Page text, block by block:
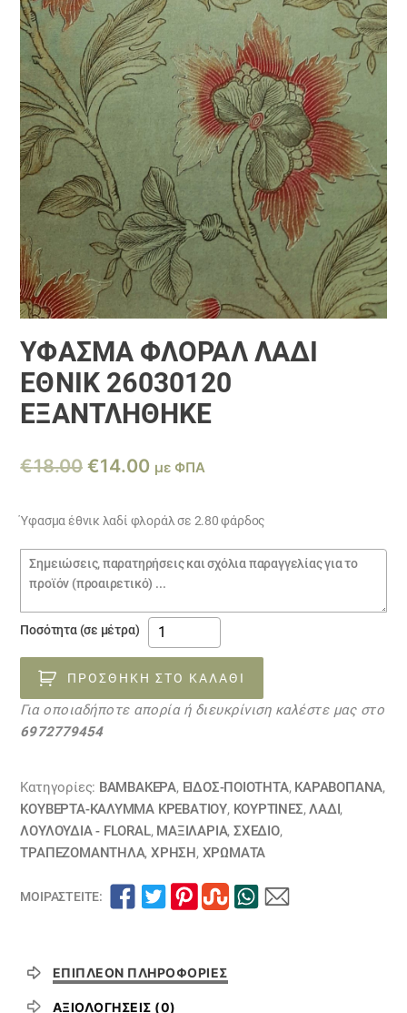
ΎΦΑΣΜΑ ΦΛΟΡΆΛ ΛΑΔΊ
ΈΘΝΙΚ 26030120
ΕΞΑΝΤΛΗΘΗΚΕ
€18.00 Original
was:
€18.00.
€14.00Η
τιμή
είναι:
€14.00.
με ΦΠΑ
Ύφασμα έθνικ λαδί φλοράλ σε 2.80 φάρδος
Σημειώσεις
παραγγελίας
Ποσότητα (σε μέτρα)
ύφασμα
φλοράλ
λαδί
έθνικ
26030120
ΠΡΟΣΘΉΚΗ ΣΤΟ ΚΑΛΆΘΙ
Για οποιαδήποτε απορία ή διευκρίνιση καλέστε μας στο
6972779454
Κατηγορίες: ΒΑΜΒΑΚΕΡΆ, ΕΙΔΟΣ-ΠΟΙΟΤΗΤΑ, ΚΑΡΑΒΌΠΑΝΑ,
ΚΟΥΒΈΡΤΑ-ΚΆΛΥΜΜΑ ΚΡΕΒΑΤΙΟΎ, ΚΟΥΡΤΊΝΕΣ,ΛΑΔΙ ,
ΛΟΥΛΟΎΔΙΑ - FLORAL, ΜΑΞΙΛΆΡΙΑ, ΣΧΕΔΙΟ,
ΤΡΑΠΕΖΟΜΆΝΤΗΛΑ,ΧΡΗΣΗ , ΧΡΏΜΑΤΑ
ΜΟΙΡΑΣΤΕΊΤΕ:
ΕΠΙΠΛΈΟΝ ΠΛΗΡΟΦΟΡΊΕΣ
ΑΞΙΟΛΟΓΉΣΕΙΣ (0)